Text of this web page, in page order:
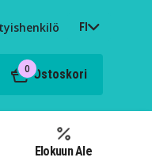
FI
0 Ostoskori
Elokuun Ale